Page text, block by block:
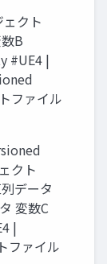
クト
B
#UE4 |
ファイル
クト
データ
変数C
|
ファイル